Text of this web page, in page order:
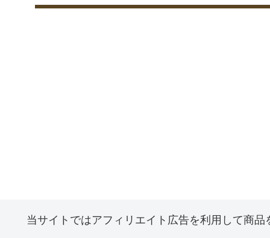
当サイトではアフィリエイト広告を利用して商品